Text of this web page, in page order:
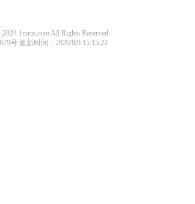
1mrm.com All Rights Reserved
号 更新时间：2026/8/9 15:15:22